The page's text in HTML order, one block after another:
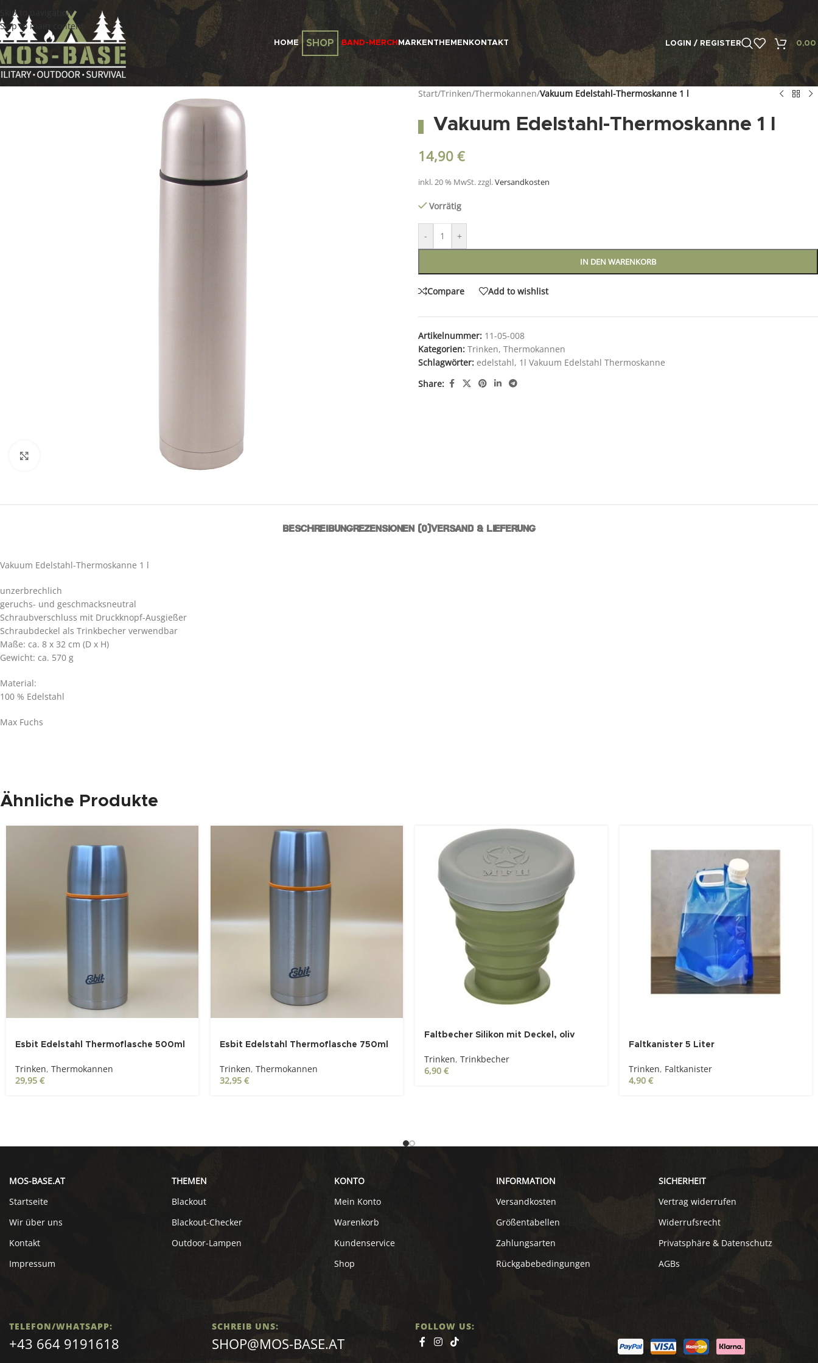
Skip to navigation
Skip to main content
HOME SHOP BAND-MERCH MARKEN THEMEN KONTAKT LOGIN / REGISTER 0,00
Start/Trinken/Thermokannen/Vakuum Edelstahl-Thermoskanne 1 l
Vakuum Edelstahl-Thermoskanne 1 l
14,90 €
inkl. 20 % MwSt.zzgl.Versandkosten
Vorrätig
- +
IN DEN WARENKORB
Compare Add to wishlist
Artikelnummer: 11-05-008
Kategorien: Trinken, Thermokannen
Schlagwörter: edelstahl, 1l Vakuum Edelstahl Thermoskanne
Share:
BESCHREIBUNGREZENSIONEN (0)VERSAND & LIEFERUNG
Vakuum Edelstahl-Thermoskanne 1 l
unzerbrechlich
geruchs- und geschmacksneutral
Schraubverschluss mit Druckknopf-Ausgießer
Schraubdeckel als Trinkbecher verwendbar
Maße: ca. 8 x 32 cm (D x H)
Gewicht: ca. 570 g
Material:
100 % Edelstahl
Max Fuchs
Ähnliche Produkte
Esbit Edelstahl Thermoflasche 500ml
Trinken, Thermokannen
29,95 €
Esbit Edelstahl Thermoflasche 750ml
Trinken, Thermokannen
32,95 €
Faltbecher Silikon mit Deckel, oliv
Trinken, Trinkbecher
6,90 €
Faltkanister 5 Liter
Trinken, Faltkanister
4,90 €
MOS-BASE.AT
Startseite
Wir über uns
Kontakt
Impressum
THEMEN
Blackout
Blackout-Checker
Outdoor-Lampen
KONTO
Mein Konto
Warenkorb
Kundenservice
Shop
INFORMATION
Versandkosten
Größentabellen
Zahlungsarten
Rückgabebedingungen
SICHERHEIT
Vertrag widerrufen
Widerrufsrecht
Privatsphäre & Datenschutz
AGBs
TELEFON/WHATSAPP:
+43 664 9191618
SCHREIB UNS:
SHOP@MOS-BASE.AT
FOLLOW US: